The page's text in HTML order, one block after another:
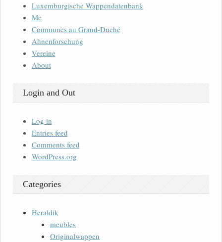
Luxemburgische Wappendatenbank
Me
Communes au Grand-Duché
Ahnenforschung
Vereine
About
Login and Out
Log in
Entries feed
Comments feed
WordPress.org
Categories
Heraldik
meubles
Originalwappen